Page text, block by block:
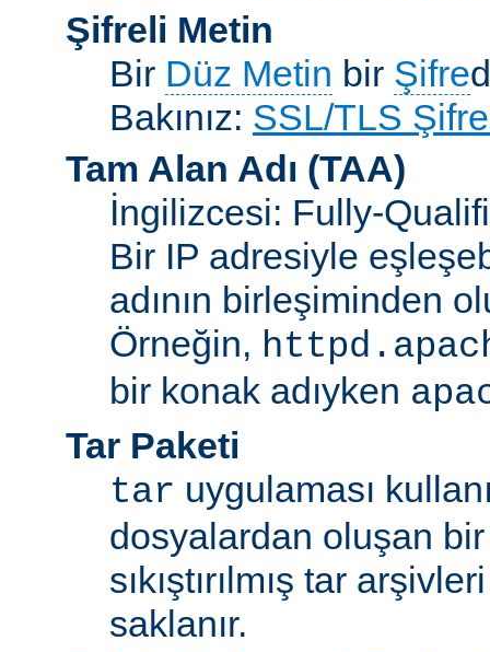
Şifreli Metin
Bir Düz Metin bir Şifre
Bakınız: SSL/TLS
Tam Alan Adı (TAA)
İngilizcesi: Fully-
Bir IP adresiyle
adının birleşiminden
Örneğin,
bir konak adıyken
Tar Paketi
tar uygulaması
dosyalardan oluşan bir
sıkıştırılmış tar
saklanır.